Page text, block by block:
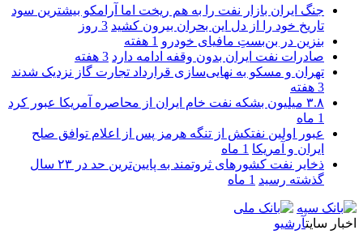
جنگ ایران بازار نفت را به هم ریخت اما آرامکو بیشترین سود
تاریخ خود را از دل این بحران بیرون کشید 3 روز
بنزین در بن‌بستِ مافیای خودرو 1 هفته
صادرات نفت ایران بدون وقفه ادامه دارد 3 هفته
تهران و مسکو به نهایی‌سازی قرارداد تجارت گاز نزدیک شدند
3 هفته
۳.۸ میلیون بشکه نفت خام ایران از محاصره آمریکا عبور کرد
1 ماه
عبور اولین نفتکش از تنگه هرمز پس از اعلام توافق صلح
ایران و آمریکا 1 ماه
ذخایر نفت کشورهای ثروتمند به پایین‌ترین حد در ۲۳ سال
گذشته رسید 1 ماه
اخبار سایتآرشیو